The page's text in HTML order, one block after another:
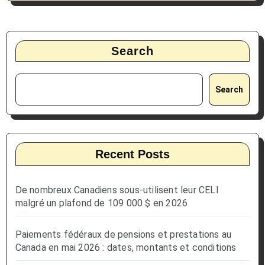
Search
Search
Recent Posts
De nombreux Canadiens sous-utilisent leur CELI
malgré un plafond de 109 000 $ en 2026
Paiements fédéraux de pensions et prestations au
Canada en mai 2026 : dates, montants et conditions